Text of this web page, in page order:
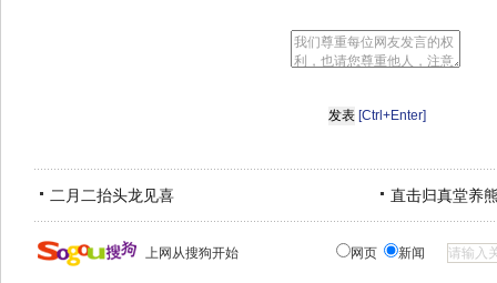
[Ctrl+Enter]
二月二抬头龙见喜 直击归真堂养
上网从搜狗开始 网页 新闻